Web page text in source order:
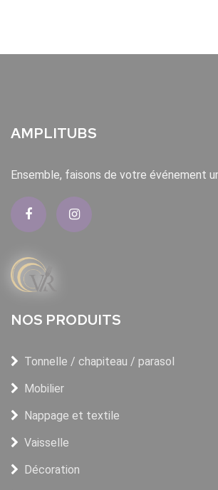
AMPLITUBS
Ensemble, faisons de votre événement
NOS PRODUITS
Tonnelle / chapiteau / parasol
Mobilier
Nappage et textile
Vaisselle
Décoration